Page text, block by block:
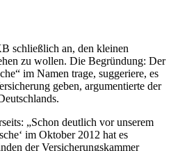
schließlich an, den kleinen
zu wollen. Die Begründung: Der
im Namen trage, suggeriere, es
geben, argumentierte der
„Schon deutlich vor unserem
im Oktober 2012 hat es
der Versicherungskammer